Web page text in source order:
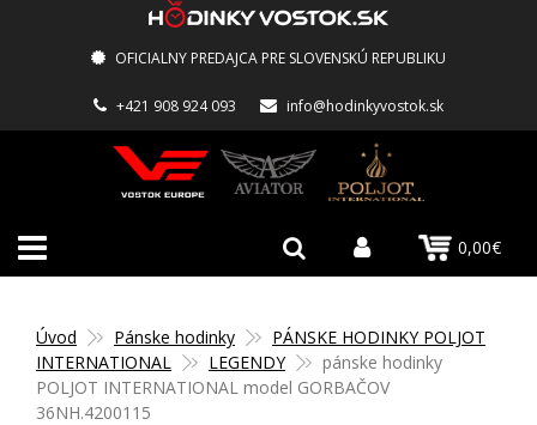
OFICIALNY PREDAJCA PRE SLOVENSKÚ REPUBLIKU
+421 908 924 093 info@hodinkyvostok.sk
0,00€
Úvod Pánske hodinky
PÁNSKE HODINKY POLJOT
INTERNATIONAL
LEGENDY
pánske hodinky
POLJOT INTERNATIONAL model GORBAČOV
36NH.4200115